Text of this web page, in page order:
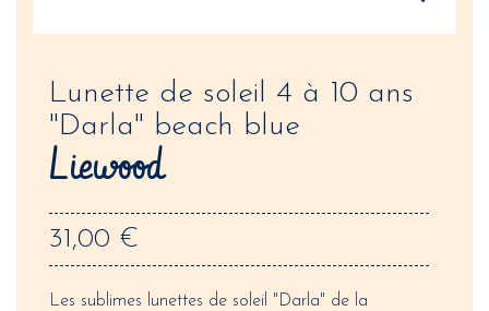
Lunette de soleil 4 à 10 ans
"Darla" beach blue
Liewood
31,00 €
Les sublimes lunettes de soleil "Darla" de la